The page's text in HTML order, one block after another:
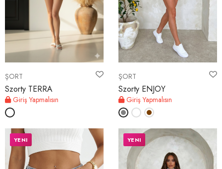
ŞORT
Szorty TERRA
Giriş Yapmalısın
ŞORT
Szorty ENJOY
Giriş Yapmalısın
YENI YENI